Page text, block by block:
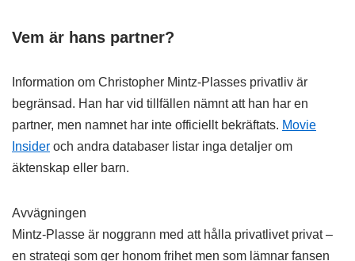
Vem är hans partner?
Information om Christopher Mintz-Plasses privatliv är
begränsad. Han har vid tillfällen nämnt att han har en
partner, men namnet har inte officiellt bekräftats. Movie
Insider och andra databaser listar inga detaljer om
äktenskap eller barn.
Avvägningen
Mintz-Plasse är noggrann med att hålla privatlivet privat –
en strategi som ger honom frihet men som lämnar fansen